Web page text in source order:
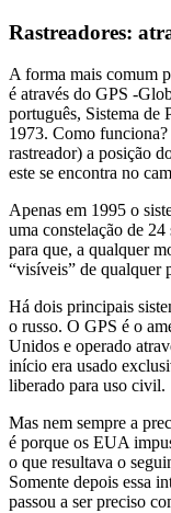
Rastreadores:
A forma mais comum
é através do GPS -
português, Sistema de
1973. Como
rastreador) a posição
este se encontra no
Apenas em 1995 o
uma constelação de
para que, a qualquer
“visíveis” de qualquer
Há dois principais
o russo. O GPS é o
Unidos e operado
início era usado
liberado para uso civil.
Mas nem sempre a
é porque os EUA
o que resultava o
Somente depois essa
passou a ser preciso